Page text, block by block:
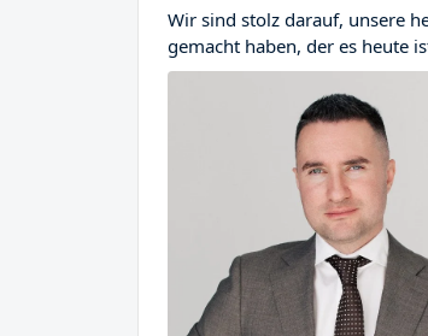
Wir sind stolz darauf, unsere
gemacht haben, der es heute